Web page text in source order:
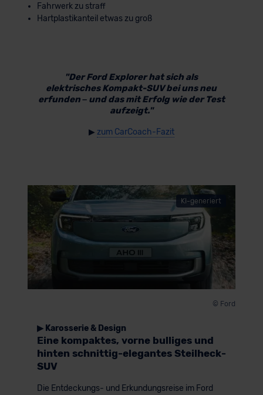
Fahrwerk zu straff
Hartplastikanteil etwas zu groß
"Der Ford Explorer hat sich als
elektrisches Kompakt-SUV bei uns neu
erfunden – und das mit Erfolg wie der Test
aufzeigt."
▶ zum CarCoach-Fazit
KI-generiert
© Ford
▶ Karosserie & Design
Eine kompaktes, vorne bulliges und
hinten schnittig-elegantes Steilheck-
SUV
Die Entdeckungs- und Erkundungsreise im Ford